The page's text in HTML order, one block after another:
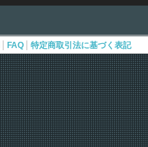
| FAQ | 特定商取引法に基づく表記